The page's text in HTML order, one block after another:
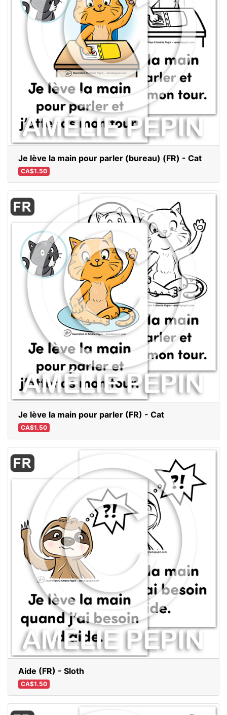
Je lève la main pour parler (bureau) (FR) - Cat
CA$1.50
Je lève la main pour parler (FR) - Cat
CA$1.50
Aide (FR) - Sloth
CA$1.50